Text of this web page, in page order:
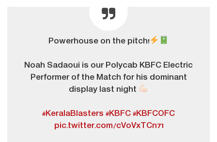
Powerhouse on the pitch!
Noah Sadaoui is our Polycab KBFC Electric
Performer of the Match for his dominant
display last night
#KeralaBlasters #KBFC #KBFCOFC
pic.twitter.com/cVoVxTCn71